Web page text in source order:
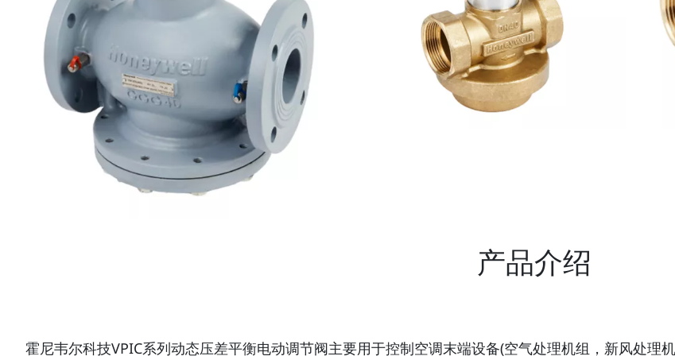
产品介绍
霍尼韦尔科技VPIC系列动态压差平衡电动调节阀主要用于控制空调末端设备(空气处理机组，新风处理